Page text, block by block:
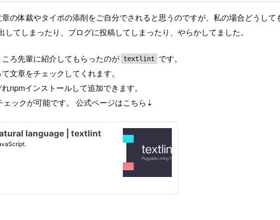
の体裁やタイポの添削をご自分でされると思うのですが、私の場合どうし
てしまったり、ブログに投稿してしまったり、やらかしてました。
ろ先輩に紹介してもらったのが textlint です。
文章をチェックしてくれます。
npmインストールして追加できます。
ックが可能です。 公式ページはこちら⇣